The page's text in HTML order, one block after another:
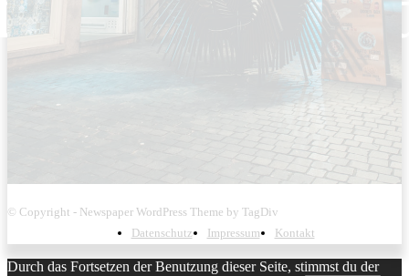
© Copyright - Newspaper WordPress Theme by TagDiv
Datenschutz
Impressum Kontakt
Durch das Fortsetzen der Benutzung dieser Seite, stimmst du der